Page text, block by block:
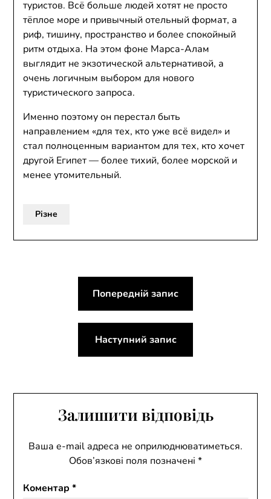
туристов. Всё больше людей хотят не просто
тёплое море и привычный отельный формат, а
риф, тишину, пространство и более спокойный
ритм отдыха. На этом фоне Марса-Алам
выглядит не экзотической альтернативой, а
очень логичным выбором для нового
туристического запроса.
Именно поэтому он перестал быть
направлением «для тех, кто уже всё видел» и
стал полноценным вариантом для тех, кто хочет
другой Египет — более тихий, более морской и
менее утомительный.
Різне
Навігація
Попередній запис
Наступний запис
Залишити відповідь
Ваша e-mail адреса не оприлюднюватиметься.
Обов’язкові поля позначені *
Коментар*